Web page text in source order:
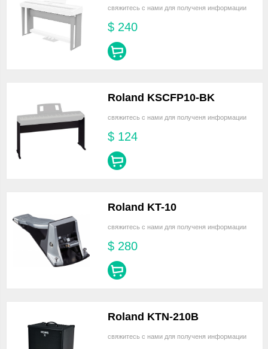
свяжитесь с нами для полученя информации
$ 240
Roland KSCFP10-BK
свяжитесь с нами для полученя информации
$ 124
Roland KT-10
свяжитесь с нами для полученя информации
$ 280
Roland KTN-210B
свяжитесь с нами для полученя информации